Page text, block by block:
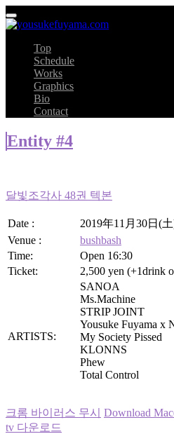
Top
Schedule
Works
Graphics
Bio
Contact
Entity #4
달빛조각사 48권 텍본
Date :
2019年11月30日(
Venue :
bushbash
Time:
Open 16:30
Ticket:
2,500 yen (+1drink
ARTISTS:
SANOA
Ms.Machine
STRIP JOINT
Yousuke Fuyama x
My Society Pissed
KLONNS
Phew
Total Control
크롬 바이러스 무시 Download
tv 다운로드